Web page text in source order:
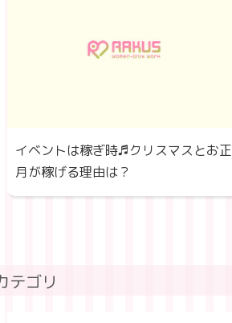
イベントは稼ぎ時♬クリスマスとお正
月が稼げる理由は？
テゴリ